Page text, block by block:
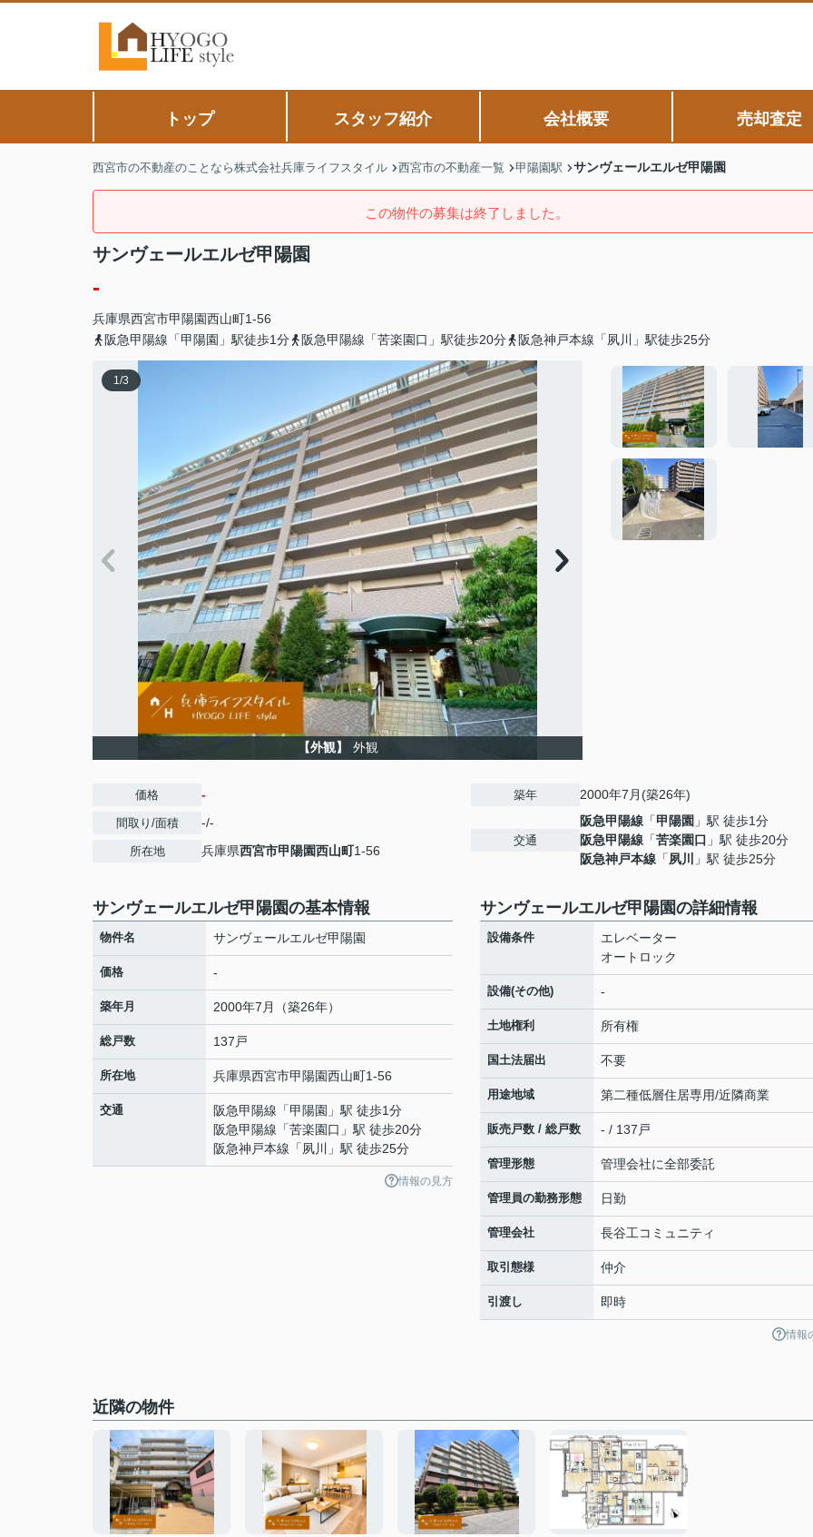
トップ スタッフ紹介 会社概要 売却査定
西宮市の不動産のことなら株式会社兵庫ライフスタイル 西宮市の不動産一覧 甲陽園駅 サンヴェールエルゼ甲陽園
この物件の募集は終了しました。
サンヴェールエルゼ甲陽園
-
兵庫県西宮市甲陽園西山町1-56
阪急甲陽線「甲陽園」駅徒歩1分
阪急甲陽線「苦楽園口」駅徒歩20分 阪急神戸本線「夙川」駅徒歩25分
1/3
【外観】 外観
価格 -
間取り/面積 -/-
所在地 兵庫県西宮市甲陽園西山町1-56
築年 2000年7月(築26年)
交通
阪急甲陽線 「甲陽園 」駅 徒歩1分
阪急甲陽線 「苦楽園口 」駅 徒歩20分
阪急神戸本線 「夙川 」駅 徒歩25分
サンヴェールエルゼ甲陽園の基本情報
物件名 サンヴェールエルゼ甲陽園
価格 -
築年月 2000年7月（築26年）
総戸数 137戸
所在地 兵庫県西宮市甲陽園西山町1-56
交通 阪急甲陽線 「甲陽園 」駅 徒歩1分
阪急甲陽線 「苦楽園口 」駅 徒歩20分
阪急神戸本線 「夙川 」駅 徒歩25分
情報の見方
サンヴェールエルゼ甲陽園の詳細情報
設備条件
エレベーター
オートロック
設備(その他) -
土地権利 所有権
国土法届出 不要
用途地域 第二種低層住居専用/近隣商業
販売戸数 / 総戸数 - / 137戸
管理形態 管理会社に全部委託
管理員の勤務形態 日勤
管理会社 長谷工コミュニティ
取引態様 仲介
引渡し 即時
情報
近隣の物件